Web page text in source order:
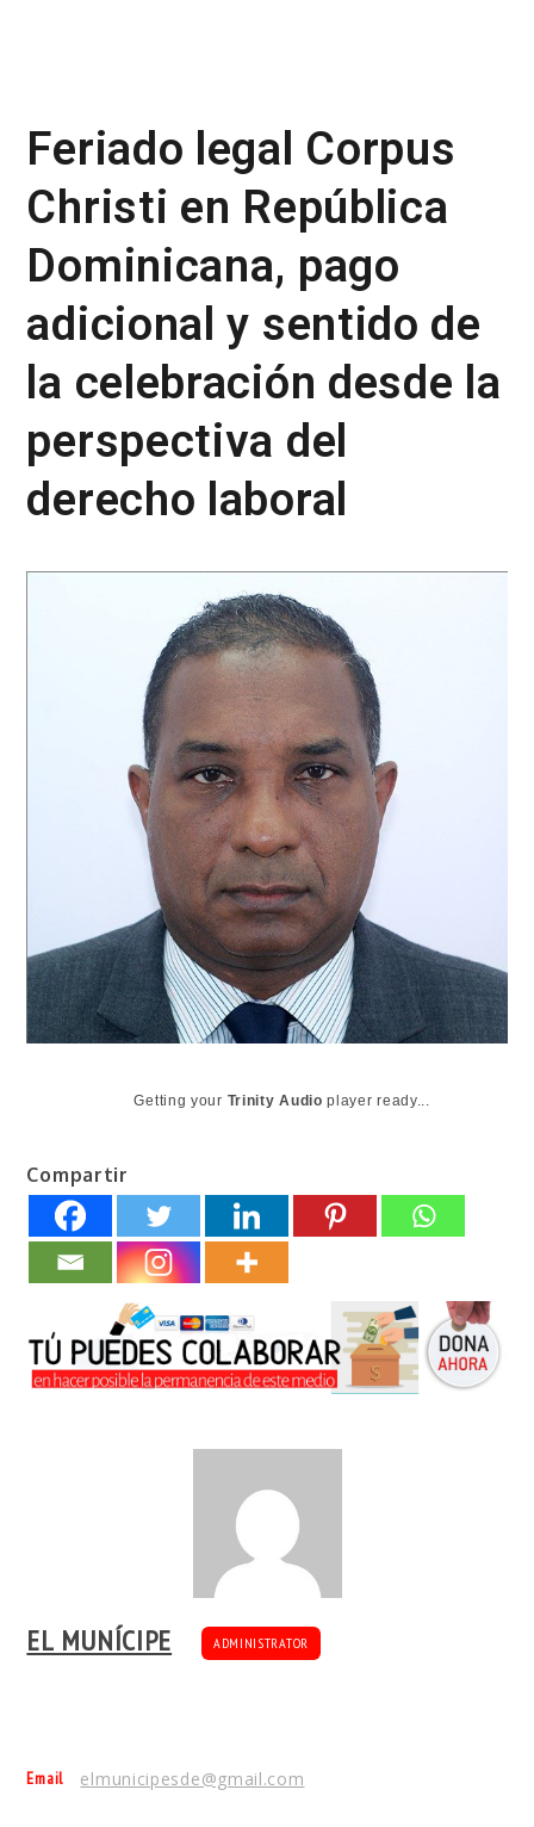
Feriado legal Corpus
Christi en República
Dominicana, pago
adicional y sentido de
la celebración desde la
perspectiva del
derecho laboral
Getting your Trinity Audio player ready...
Compartir
EL MUNÍCIPE ADMINISTRATOR
Email elmunicipesde@gmail.com